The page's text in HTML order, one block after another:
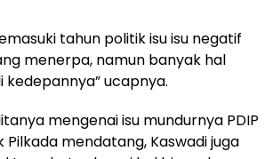
tahun politik isu isu negatif
menerpa, namun banyak hal
kedepannya” ucapnya.
mengenai isu mundurnya PDIP
Pilkada mendatang, Kaswadi juga